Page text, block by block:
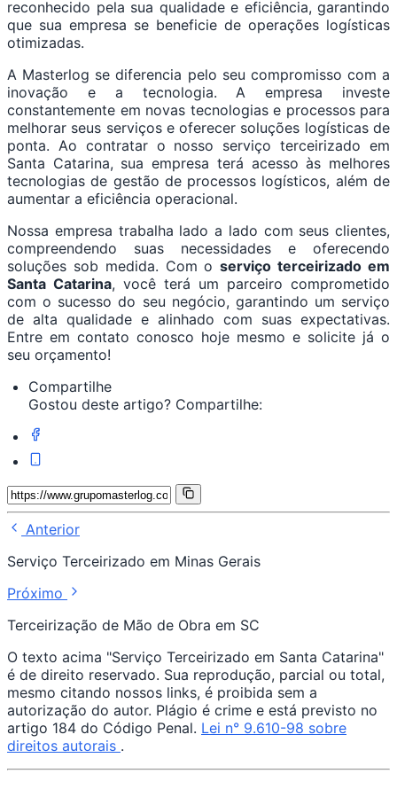
reconhecido pela sua qualidade e eficiência, garantindo
que sua empresa se beneficie de operações logísticas
otimizadas.
A Masterlog se diferencia pelo seu compromisso com a
inovação e a tecnologia. A empresa investe
constantemente em novas tecnologias e processos para
melhorar seus serviços e oferecer soluções logísticas de
ponta. Ao contratar o nosso serviço terceirizado em
Santa Catarina, sua empresa terá acesso às melhores
tecnologias de gestão de processos logísticos, além de
aumentar a eficiência operacional.
Nossa empresa trabalha lado a lado com seus clientes,
compreendendo suas necessidades e oferecendo
soluções sob medida. Com oserviço terceirizado em
Santa Catarina, você terá um parceiro comprometido
com o sucesso do seu negócio, garantindo um serviço
de alta qualidade e alinhado com suas expectativas.
Entre em contato conosco hoje mesmo e solicite já o
seu orçamento!
Compartilhe
Gostou deste artigo? Compartilhe:
Anterior
Serviço Terceirizado em Minas Gerais
Próximo
Terceirização de Mão de Obra em SC
O texto acima "Serviço Terceirizado em Santa Catarina"
é de direito reservado. Sua reprodução, parcial ou total,
mesmo citando nossos links, é proibida sem a
autorização do autor. Plágio é crime e está previsto no
artigo 184 do Código Penal. Lei n° 9.610-98 sobre
direitos autorais .